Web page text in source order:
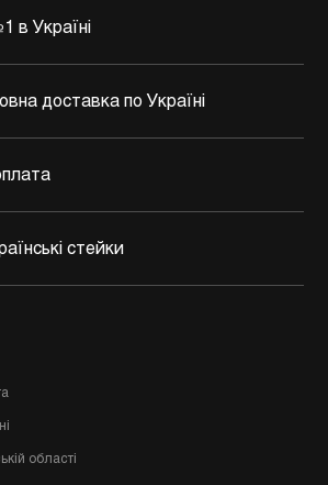
в Україні
доставка по Україні
стейки
області